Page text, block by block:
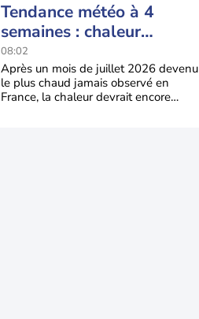
Tendance météo à 4
semaines : chaleur
prédominante jusqu'en
septembre
08:02
Après un mois de juillet 2026 devenu
le plus chaud jamais observé en
France, la chaleur devrait encore